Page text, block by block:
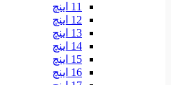
11 اینچ
12 اینچ
13 اینچ
14 اینچ
15 اینچ
16 اینچ